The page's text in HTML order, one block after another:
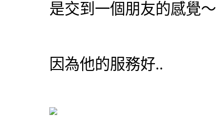
是交到一個朋友的感覺～
因為他的服務好..